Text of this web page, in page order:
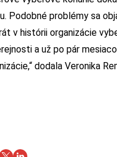
Podobné problémy sa
v histórii organizácie
a už po pár
dodala Veronika